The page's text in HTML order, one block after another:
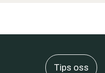
Tips oss